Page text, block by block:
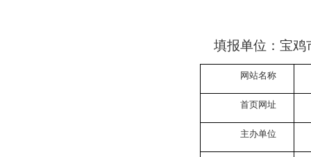
填报单位：宝鸡市
网站名称
首页网址
主办单位